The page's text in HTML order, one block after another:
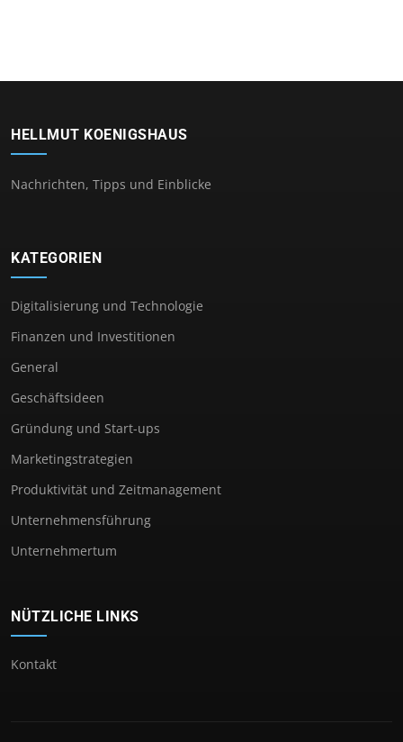
HELLMUT KOENIGSHAUS
Nachrichten, Tipps und Einblicke
KATEGORIEN
Digitalisierung und Technologie
Finanzen und Investitionen
General
Geschäftsideen
Gründung und Start-ups
Marketingstrategien
Produktivität und Zeitmanagement
Unternehmensführung
Unternehmertum
NÜTZLICHE LINKS
Kontakt